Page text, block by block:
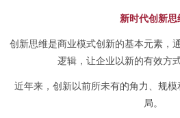
新时代创新思
创新思维是商业模式创新的基本元素，
逻辑，让企业以新的有效方
近年来，创新以前所未有的角力、规
局。